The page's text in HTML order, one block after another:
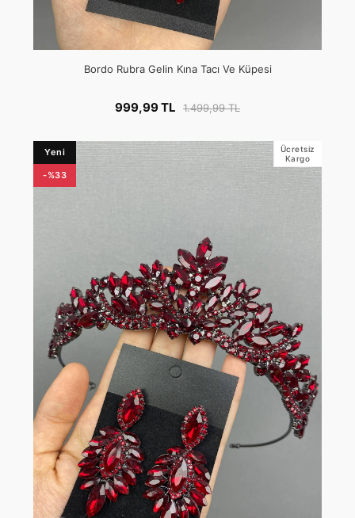
Bordo Rubra Gelin Kına Tacı Ve Küpesi
999,99 TL 1.499,99 TL
Yeni
-%33
Ücretsiz
Kargo